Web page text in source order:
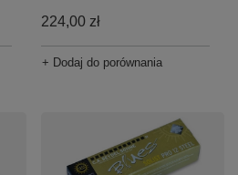
224,00 zł
+ Dodaj do porównania